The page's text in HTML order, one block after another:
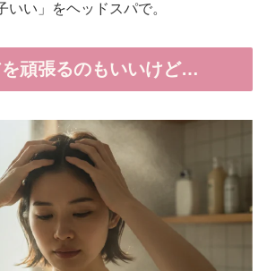
いい」をヘッドスパで。
頑張るのもいいけど…